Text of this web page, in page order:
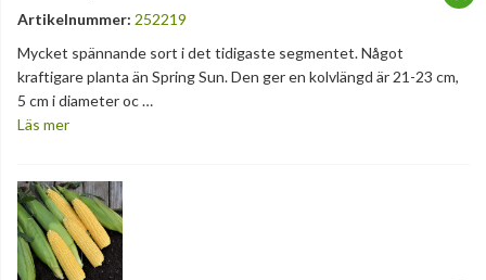
Artikelnummer: 252219
Mycket spännande sort i det tidigaste segmentet. Något
kraftigare planta än Spring Sun. Den ger en kolvlängd är 21-23 cm,
5 cm i diameter oc …
Läs mer